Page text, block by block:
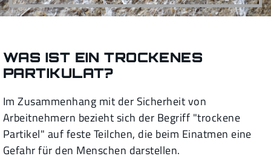
WAS IST EIN TROCKENES
PARTIKULAT?
Im Zusammenhang mit der Sicherheit von
Arbeitnehmern bezieht sich der Begriff "trockene
Partikel" auf feste Teilchen, die beim Einatmen eine
Gefahr für den Menschen darstellen.